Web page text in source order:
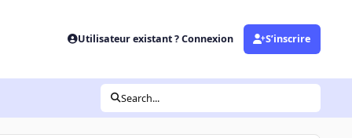
Utilisateur existant ? Connexion S’inscrire
Search...